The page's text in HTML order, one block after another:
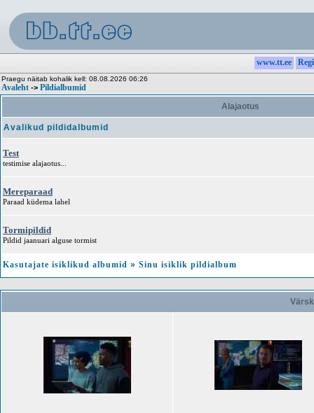
www.tt.ee
Praegu näitab kohalik kell: 08.08.2026 06:26
Avaleht -> Pildialbumid
Alajaotus
Avalikud pildidalbumid
Test
testimise alajaotus...
Mereparaad
Paraad küdema lahel
Tormipildid
Pildid jaanuari alguse tormist
Kasutajate isiklikud albumid » Sinu isiklik pildialbum